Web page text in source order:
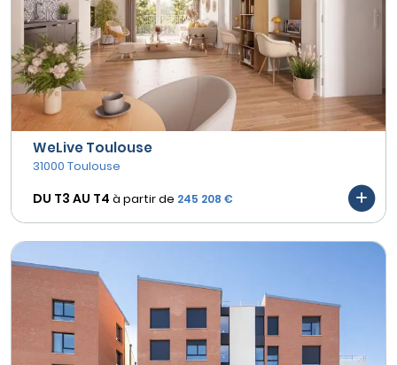
WeLive Toulouse
31000 Toulouse
DU T3 AU T4 à partir de 245 208 €